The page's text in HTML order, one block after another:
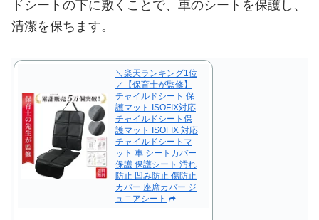
ドシートの下に敷くことで、車のシートを保護し、
清潔を保ちます。
＼楽天ランキング1位
／【保育士が監修】
チャイルドシート 保
護マット ISOFIX対応
チャイルドシート保
護マット ISOFIX 対応
チャイルドシートマ
ット 車 シートカバー
保護 保護シート 汚れ
防止 凹み防止 傷防止
カバー 座席カバー ジ
ュニアシート